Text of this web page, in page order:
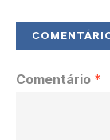
Comentário *